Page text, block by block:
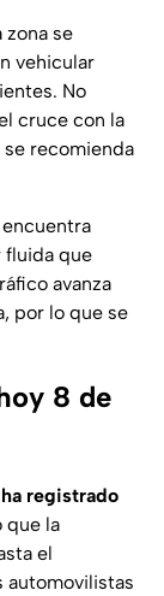
zona se
vehicular
No
cruce con la
recomienda
fluida que
avanza
por lo que se
8 de
registrado
que la
el
automovilistas